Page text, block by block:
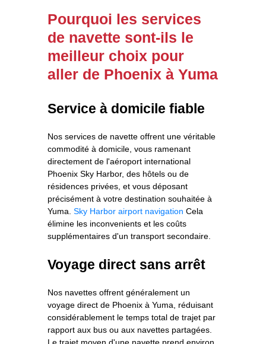
Pourquoi les services
de navette sont-ils le
meilleur choix pour
aller de Phoenix à Yuma
Service à domicile fiable
Nos services de navette offrent une véritable
commodité à domicile, vous ramenant
directement de l'aéroport international
Phoenix Sky Harbor, des hôtels ou de
résidences privées, et vous déposant
précisément à votre destination souhaitée à
Yuma. Sky Harbor airport navigation Cela
élimine les inconvenients et les coûts
supplémentaires d'un transport secondaire.
Voyage direct sans arrêt
Nos navettes offrent généralement un
voyage direct de Phoenix à Yuma, réduisant
considérablement le temps total de trajet par
rapport aux bus ou aux navettes partagées.
Le trajet moyen d'une navette prend environ